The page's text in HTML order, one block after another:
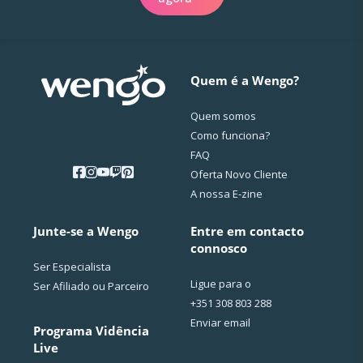
Quem é a Wengo?
Quem somos
Como funciona?
FAQ
Oferta Novo Cliente
A nossa E-zine
Junte-se a Wengo
Ser Especialista
Ser Afiliado ou Parceiro
Programa Vidência
Live
Entre em contacto
connosco
Ligue para o
+351 308 803 288
Enviar email